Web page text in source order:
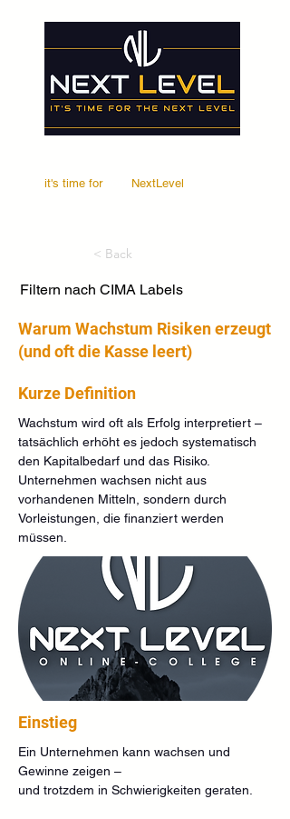
it's time for NextLevel
< Back
Filtern nach CIMA Labels
Warum Wachstum Risiken erzeugt
(und oft die Kasse leert)
Kurze Definition
Wachstum wird oft als Erfolg interpretiert –
tatsächlich erhöht es jedoch systematisch
den Kapitalbedarf und das Risiko.
Unternehmen wachsen nicht aus
vorhandenen Mitteln, sondern durch
Vorleistungen, die finanziert werden
müssen.
Einstieg
Ein Unternehmen kann wachsen und
Gewinne zeigen –
und trotzdem in Schwierigkeiten geraten.